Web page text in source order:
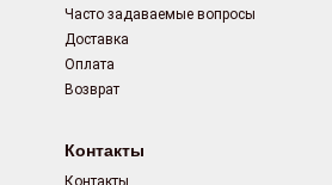
Часто задаваемые вопросы
Доставка
Оплата
Возврат
Контакты
Контакты